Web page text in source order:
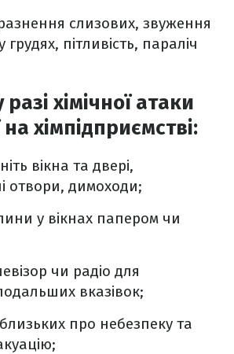
слизових, звуження
грудях, пітливість, параліч
разі хімічної атаки
на хімпідприємстві:
вікна та двері,
отвори, димоходи;
у вікнах папером чи
чи радіо для
вказівок;
про небезпеку та